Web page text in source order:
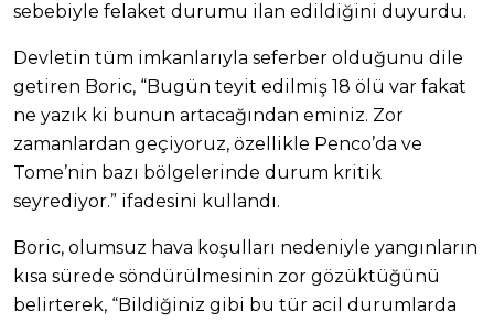
sebebiyle felaket durumu ilan edildiğini duyurdu.
Devletin tüm imkanlarıyla seferber olduğunu dile
getiren Boric, “Bugün teyit edilmiş 18 ölü var fakat
ne yazık ki bunun artacağından eminiz. Zor
zamanlardan geçiyoruz, özellikle Penco’da ve
Tome’nin bazı bölgelerinde durum kritik
seyrediyor.” ifadesini kullandı.
Boric, olumsuz hava koşulları nedeniyle yangınların
kısa sürede söndürülmesinin zor gözüktüğünü
belirterek, “Bildiğiniz gibi bu tür acil durumlarda